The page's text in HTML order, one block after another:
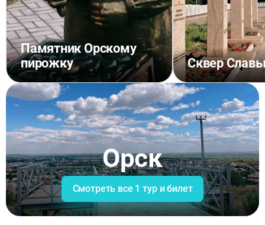
Памятник Орскому
пирожку
Сквер
Орск
Смотреть все 1 тур и билет